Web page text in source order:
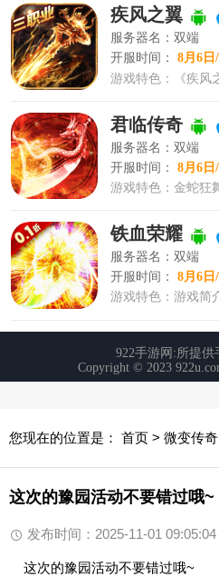
您现在的位置是： 首页 > 微变传奇
这次的豫园活动不要错过哦~
发布时间：2025-11-01 09:05:04
这次的豫园活动不要错过哦~